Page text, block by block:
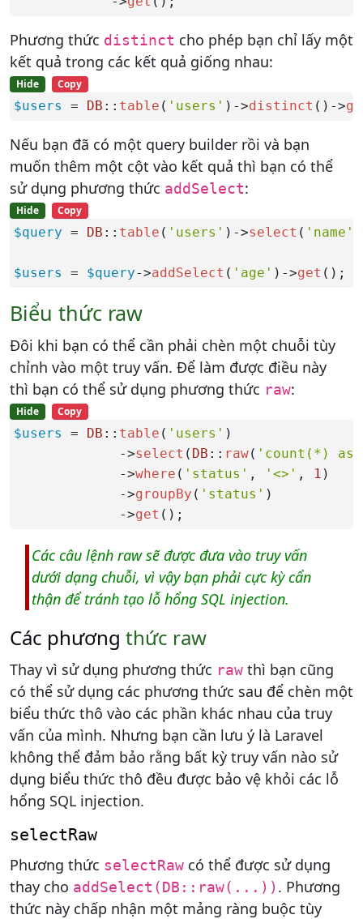
Phương thức distinct cho phép bạn chỉ lấy một
kết quả trong các kết quả giống nhau:
Hide Copy
$users = DB :: table ( 'users' )->distinct ()->
Nếu bạn đã có một query builder rồi và bạn
muốn thêm một cột vào kết quả thì bạn có thể
sử dụng phương thức addSelect:
Hide Copy
$query = DB :: table ( 'users' )->select ( 'name'
$users = $query->addSelect ( 'age' )->get ();
Biểu thức raw
Đôi khi bạn có thể cần phải chèn một chuỗi tùy
chỉnh vào một truy vấn. Để làm được điều này
thì bạn có thể sử dụng phương thức raw:
Hide Copy
$users = DB :: table ( 'users' )
             ->
select ( DB :: raw( 'count(*) as
             ->
where ( 'status' , '<>' , 1 )
             ->
groupBy ( 'status' )
             ->
get ();
Các câu lệnh raw sẽ được đưa vào truy vấn
dưới dạng chuỗi, vì vậy bạn phải cực kỳ cẩn
thận để tránh tạo lỗ hổng SQL injection.
Các phương thức raw
Thay vì sử dụng phương thức raw thì bạn cũng
có thể sử dụng các phương thức sau để chèn một
biểu thức thô vào các phần khác nhau của truy
vấn của mình. Nhưng bạn cần lưu ý là Laravel
không thể đảm bảo rằng bất kỳ truy vấn nào sử
dụng biểu thức thô đều được bảo vệ khỏi các lỗ
hổng SQL injection.
selectRaw
Phương thức selectRaw có thể được sử dụng
thay cho addSelect(DB::raw(...)) . Phương
thức này chấp nhận một mảng ràng buộc tùy